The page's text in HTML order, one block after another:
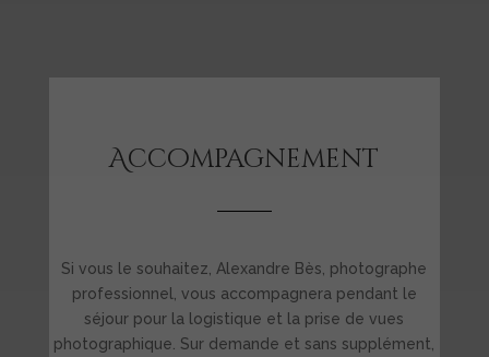
Accompagnement
Si vous le souhaitez, Alexandre Bès, photographe
professionnel, vous accompagnera pendant le
séjour pour la logistique et la prise de vues
photographique. Sur demande et sans supplément,